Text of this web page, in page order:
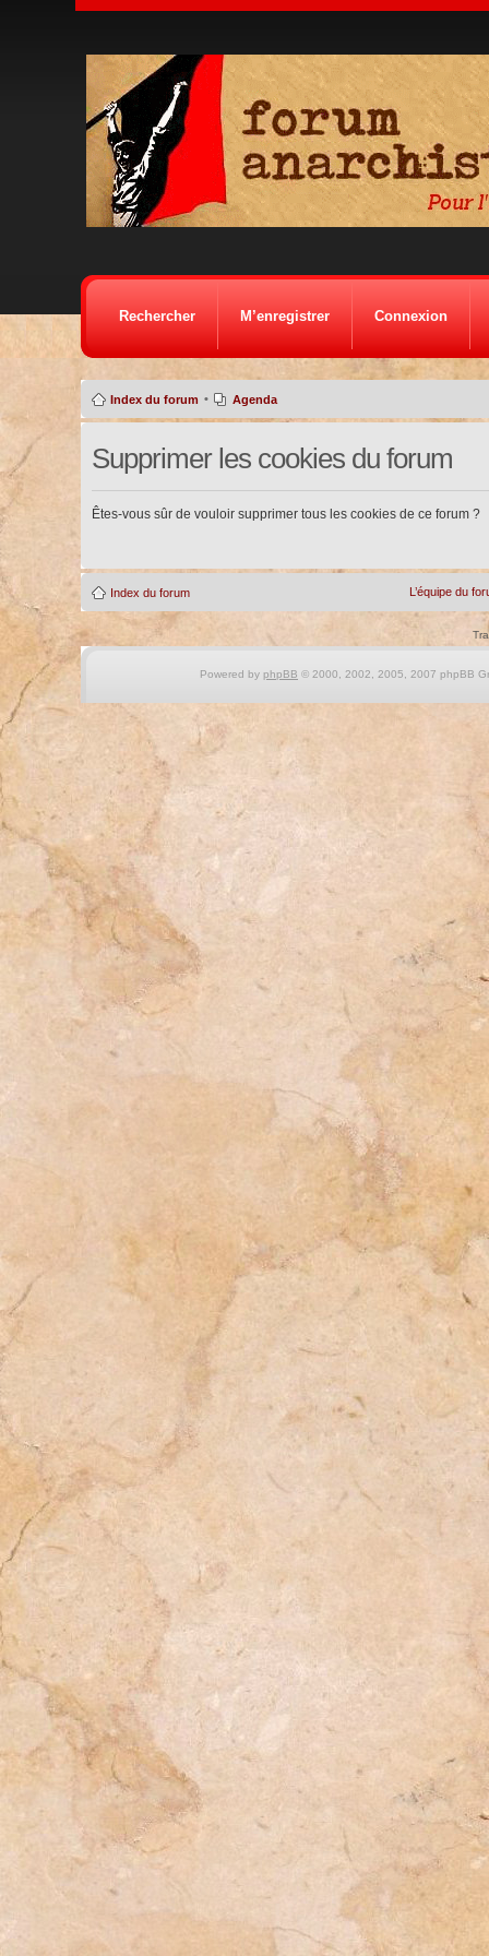
Rechercher M’enregistrer Connexion
Index du forum • Agenda
Supprimer les cookies du forum
Êtes-vous sûr de vouloir supprimer tous les cookies de ce forum ?
Index du forum L’équipe du
Powered by phpBB © 2000, 2002, 2005, 2007 phpBB